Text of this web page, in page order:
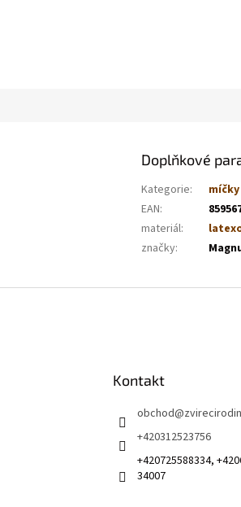
Doplňkové
Kategorie:
EAN:
materiál:
značky:
Kontakt
obchod@
+420312523756
+420725588334,
34007